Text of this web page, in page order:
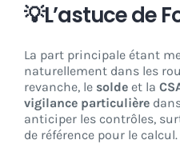
💡L’astuce de
La part principale étant
naturellement dans les
revanche, le solde et la
vigilance particulière
anticiper les contrôles,
de référence pour le calcul.